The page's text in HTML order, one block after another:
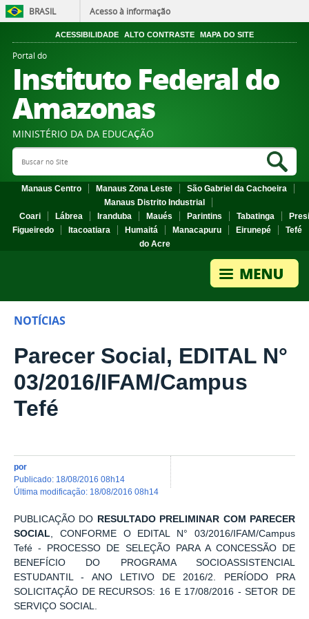
BRASIL Acesso à informação
ACESSIBILIDADE ALTO CONTRASTE MAPA DO SITE
Portal do
Instituto Federal do
Amazonas
MINISTÉRIO DA DA EDUCAÇÃO
Search Site
Manaus Centro Manaus Zona Leste
São Gabriel da Cachoeira
Manaus Distrito Industrial
Coari
Lábrea Iranduba Maués Parintins Tabatinga
Figueiredo
Itacoatiara Humaitá Manacapuru Eirunepé
Tefé
do Acre
NOTÍCIAS
Parecer Social, EDITAL N°
03/2016/IFAM/Campus
Tefé
por
publicado: 18/08/2016 08h14
última modificação: 18/08/2016 08h14
PUBLICAÇÃO DO RESULTADO PRELIMINAR COM PARECER
SOCIAL, CONFORME O EDITAL N° 03/2016/IFAM/Campus
Tefé - PROCESSO DE SELEÇÃO PARA A CONCESSÃO DE
BENEFÍCIO DO PROGRAMA SOCIOASSISTENCIAL
ESTUDANTIL - ANO LETIVO DE 2016/2. PERÍODO PRA
SOLICITAÇÃO DE RECURSOS: 16 E 17/08/2016 - SETOR DE
SERVIÇO SOCIAL.